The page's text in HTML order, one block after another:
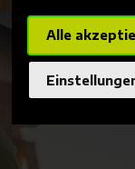
Alle